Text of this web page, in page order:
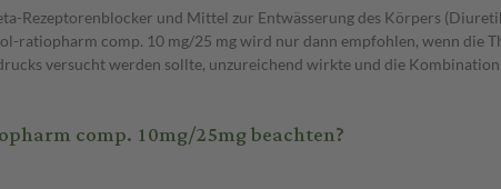
Rezeptorenblocker und Mittel zur Entwässerung des Körpers
ratiopharm comp. 10 mg/25 mg wird nur dann empfohlen, wenn die
versucht werden sollte, unzureichend wirkte und die
comp. 10mg/25mg beachten?